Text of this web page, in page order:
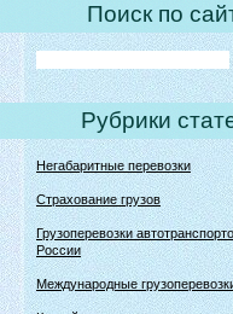
Поиск по
Рубрики
Негабаритные перевозки
Страхование грузов
Грузоперевозки
России
Международные